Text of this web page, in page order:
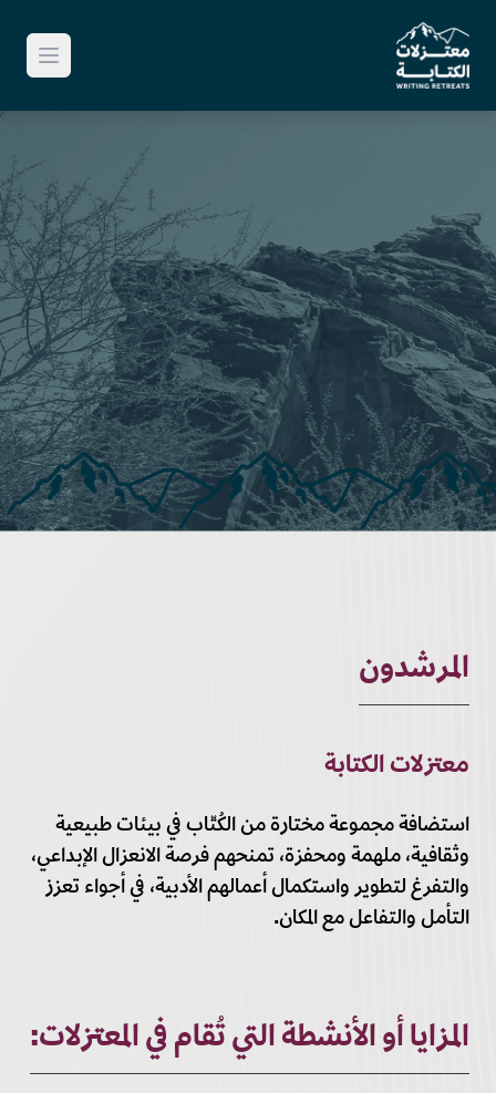
المرشدون
معتزلات الكتابة
استضافة مجموعة مختارة من الكُتّاب في بيئات طبيعية
وثقافية، ملهمة ومحفزة، تمنحهم فرصة الانعزال الإبداعي،
والتفرغ لتطوير واستكمال أعمالهم الأدبية، في أجواء تعزز
التأمل والتفاعل مع المكان.
المزايا أو الأنشطة التي تُقام في المعتزلات: